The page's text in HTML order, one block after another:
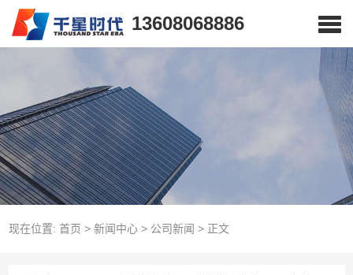
13608068886
现在位置: 首页 > 新闻中心> 公司新闻 > 正文